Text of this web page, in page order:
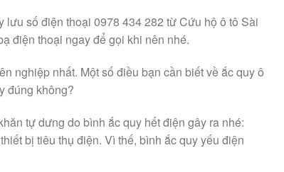
số điện thoại 0978 434 282 từ Cứu hộ ô tô Sài
điện thoại ngay để gọi khi nên nhé.
nghiệp nhất. Một số điều bạn cần biết về ắc quy ô
đúng không?
tự dưng do bình ắc quy hết điện gây ra nhé:
bị tiêu thụ điện. Vì thế, bình ắc quy yếu điện